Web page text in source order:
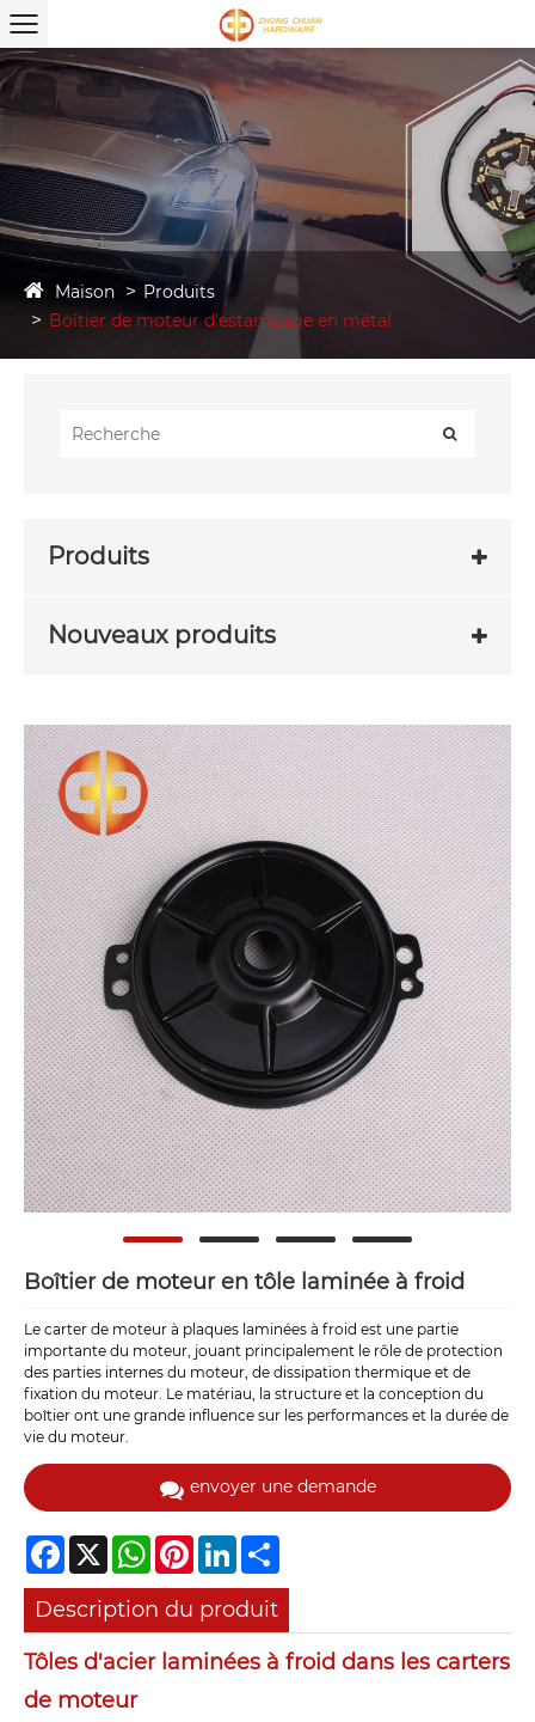
Maison
Produits
Boîtier de moteur d'estampage en métal
Produits
Nouveaux produits
Boîtier de moteur en tôle laminée à froid
Le carter de moteur à plaques laminées à froid est une partie
importante du moteur, jouant principalement le rôle de protection
des parties internes du moteur, de dissipation thermique et de
fixation du moteur. Le matériau, la structure et la conception du
boîtier ont une grande influence sur les performances et la durée de
vie du moteur.
envoyer une demande
Facebook
X WhatsAppPinterestLinkedIn
Description du produit
Tôles d'acier laminées à froid dans les carters
de moteur